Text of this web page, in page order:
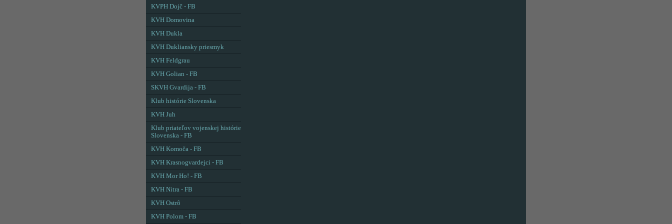
KVPH Dojč - FB
KVH Domovina
KVH Dukla
KVH Dukliansky priesmyk
KVH Feldgrau
KVH Golian - FB
SKVH Gvardija - FB
Klub histórie Slovenska
KVH Juh
Klub priateľov vojenskej histórie
Slovenska - FB
KVH Komoča - FB
KVH Krasnogvardejci - FB
KVH Mor Ho! - FB
KVH Nitra - FB
KVH Ostrô
KVH Polom - FB